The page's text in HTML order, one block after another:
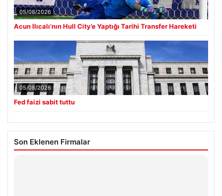
05/08/2026
Acun Ilıcalı’nın Hull City’e Yaptığı Tarihi Transfer Hareketi
05/08/2026
Fed faizi sabit tuttu
Son Eklenen Firmalar